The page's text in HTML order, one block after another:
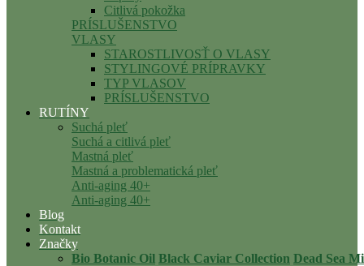
Citlivá pokožka
PRÍSLUŠENSTVO
VLASY
STAROSTLIVOSŤ O VLASY
STYLINGOVÉ PRÍPRAVKY
TYP VLASOV
PRÍSLUŠENSTVO
RUTÍNY
Suchá pleť
Suchá a citlivá pleť
Mastná pleť
Mastná a problematická pleť
Anti-aging 40+
Anti-aging 40+
Blog
Kontakt
Značky
Bio Botanic Oil Black Caviar Collection Dead Sea